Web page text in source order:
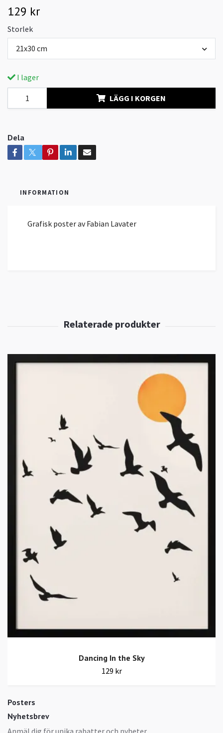
Posters
Nyhetsbrev
Anmäl dig för unika rabatter och nyheter
129 kr
Storlek
21x30 cm
I lager
LÄGG I KORGEN
Dela
INFORMATION
Grafisk poster av Fabian Lavater
Dancing In the Sky
129 kr